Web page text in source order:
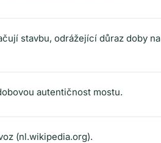
stavbu, odrážející důraz doby na
autentičnost mostu.
(nl.wikipedia.org).